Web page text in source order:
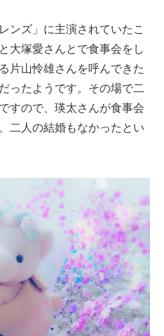
ンズ」に主演されていたこ
大塚愛さんとで食事会をし
片山怜雄さんを呼んできた
ったようです。その場で二
すので、瑛太さんが食事会
二人の結婚もなかったとい